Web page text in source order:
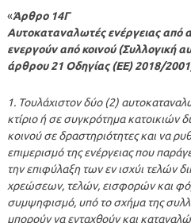
«Άρθρο 14Γ
Αυτοκαταναλωτές ενέργειας από
ενεργούν από κοινού (Συλλογική
άρθρου 21 Οδηγίας (ΕΕ) 2018/
1. Τουλάχιστον δύο (2)
κτίριο ή σε συγκρότημα κατοικιών
κοινού σε δραστηριότητες και να
επιμερισμό της ενέργειας που
την επιφύλαξη των εν ισχύι τελών
χρεώσεων, τελών, εισφορών και
συμψηφισμό, υπό το σχήμα της
μπορούν να ενταχθούν και